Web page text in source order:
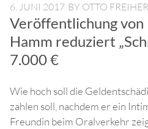
6. JUNI 2017 BY OTTO
Veröffentlichung
Hamm reduziert
7.000 €
Wie hoch soll die
zahlen soll, nachdem er ein
Freundin beim Oralverkehr